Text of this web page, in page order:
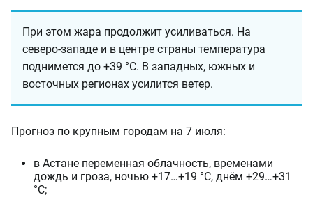
При этом жара продолжит усиливаться. На
северо-западе и в центре страны температура
поднимется до +39 °C. В западных, южных и
восточных регионах усилится ветер.
Прогноз по крупным городам на 7 июля:
в Астане переменная облачность, временами
дождь и гроза, ночью +17…+19 °C, днём +29…+31
°C;